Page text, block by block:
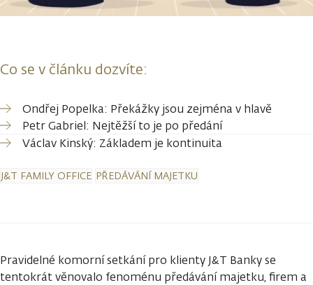
Co se v článku dozvíte:
Ondřej Popelka: Překážky jsou zejména v hlavě
Petr Gabriel: Nejtěžší to je po předání
Václav Kinský: Základem je kontinuita
J&T FAMILY OFFICE PŘEDÁVÁNÍ MAJETKU
Pravidelné komorní setkání pro klienty J&T Banky se
tentokrát věnovalo fenoménu předávání majetku, firem a